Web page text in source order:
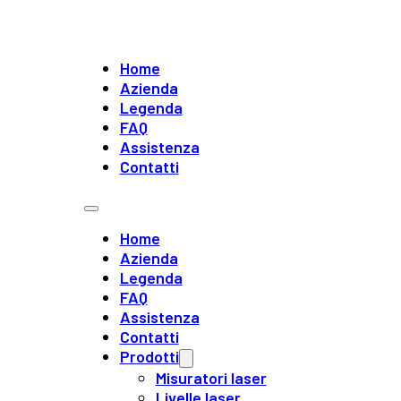
Home
Azienda
Legenda
FAQ
Assistenza
Contatti
Home
Azienda
Legenda
FAQ
Assistenza
Contatti
Prodotti
Misuratori laser